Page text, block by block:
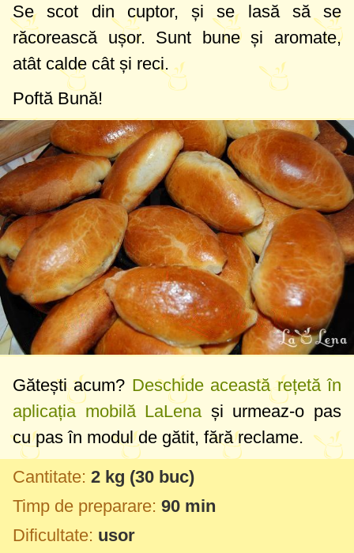
Se scot din cuptor, și se lasă să se
răcorească ușor. Sunt bune și aromate,
atât calde cât și reci.
Poftă Bună!
Gătești acum? Deschide această rețetă în
aplicația mobilă LaLena și urmeaz-o pas
cu pas în modul de gătit, fără reclame.
Cantitate: 2 kg (30 buc)
Timp de preparare: 90 min
Dificultate: usor